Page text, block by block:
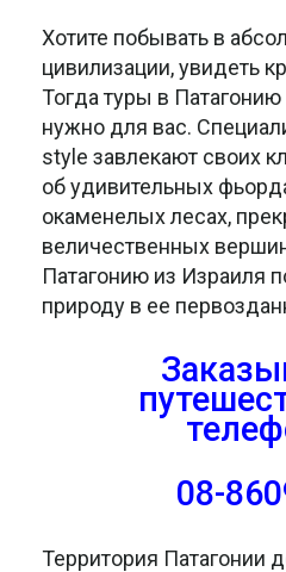
Хотите побывать в
цивилизации, увидеть
Тогда туры в
нужно для вас.
style завлекают своих
об удивительных
окаменелых лесах,
величественных
Патагонию из Израиля
природу в ее
08-
Территория Патагонии